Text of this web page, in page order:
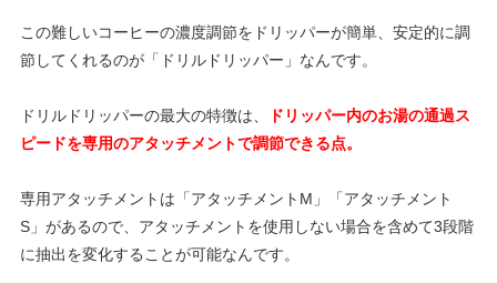
この難しいコーヒーの濃度調節をドリッパーが簡単、安定的に調
節してくれるのが「ドリルドリッパー」なんです。
ドリルドリッパーの最大の特徴は、
ドリッパー内のお湯の通過ス
ピードを専用のアタッチメントで調節できる点。
専用アタッチメントは「アタッチメントM」「アタッチメント
S」があるので、アタッチメントを使用しない場合を含めて3段階
に抽出を変化することが可能なんです。